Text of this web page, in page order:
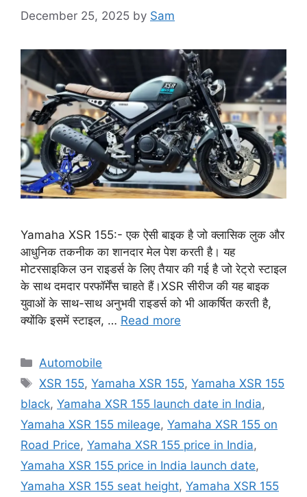
December 25, 2025 by Sam
Yamaha XSR 155:- एक ऐसी बाइक है जो क्लासिक लुक और
आधुनिक तकनीक का शानदार मेल पेश करती है। यह
मोटरसाइकिल उन राइडर्स के लिए तैयार की गई है जो रेट्रो स्टाइल
के साथ दमदार परफॉर्मेंस चाहते हैं।XSR सीरीज की यह बाइक
युवाओं के साथ-साथ अनुभवी राइडर्स को भी आकर्षित करती है,
क्योंकि इसमें स्टाइल, … Read more
Categories
Automobile
Tags
XSR 155,Yamaha XSR 155,Yamaha XSR 155
black, Yamaha XSR 155 launch date in India,
Yamaha XSR 155 mileage, Yamaha XSR 155 on
Road Price, Yamaha XSR 155 price in India,
Yamaha XSR 155 price in India launch date,
Yamaha XSR 155 seat height, Yamaha XSR 155